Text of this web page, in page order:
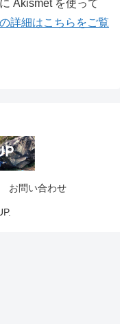
Akismet を使って
詳細はこちらをご覧
お問い合わせ